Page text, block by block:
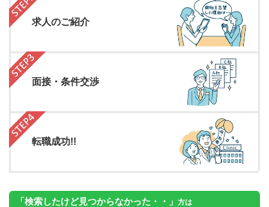
求人のご紹介
面接・条件交渉
転職成功!!
「検索したけど見つからなかった・・」 方は